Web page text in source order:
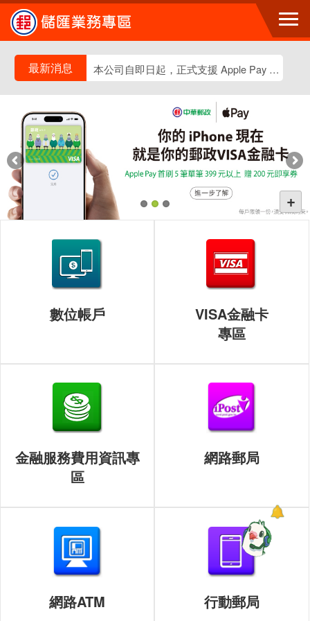
跳到主要內容區塊
最新消息
花蓮地區郵局自動櫃員機(ATM)及補摺機於115年5月24日(星期日)18時起暫停服務，詳細受影響郵局及暫停時間如內容。
本公司自即日起，正式支援 Apple Pay
花蓮地區郵局自動櫃員機(ATM)及補摺機於115年5月24日(星期日)18時起暫停服務，詳細受影響郵局及暫停時間如內容。
+
數位帳戶
VISA金融卡
專區
金融服務費用資訊專
區
網路郵局
網路ATM 行動郵局